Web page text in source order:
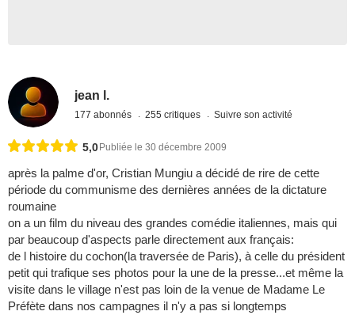
jean l.
177 abonnés 255 critiques Suivre son activité
5,0 Publiée le 30 décembre 2009
après la palme d'or, Cristian Mungiu a décidé de rire de cette
période du communisme des dernières années de la dictature
roumaine
on a un film du niveau des grandes comédie italiennes, mais qui
par beaucoup d'aspects parle directement aux français:
de l histoire du cochon(la traversée de Paris), à celle du président
petit qui trafique ses photos pour la une de la presse...et même la
visite dans le village n'est pas loin de la venue de Madame Le
Préfète dans nos campagnes il n'y a pas si longtemps